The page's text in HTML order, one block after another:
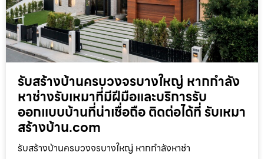
รับสร้างบ้านครบวงจรบางใหญ่ หากกำลัง
หาช่างรับเหมาที่มีฝีมือและบริการรับ
ออกแบบบ้านที่น่าเชื่อถือ ติดต่อได้ที่ รับเหมา
สร้างบ้าน.com
รับสร้างบ้านครบวงจรบางใหญ่ หากกำลังหาช่า